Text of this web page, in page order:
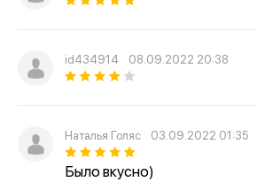
id434914 08.09.2022 20:38
Наталья Голяс 03.09.2022 01:35
Было вкусно)